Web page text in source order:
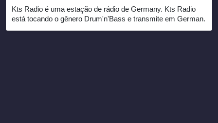
Kts Radio é uma estação de rádio de Germany. Kts Radio
está tocando o gênero Drum'n'Bass e transmite em German.